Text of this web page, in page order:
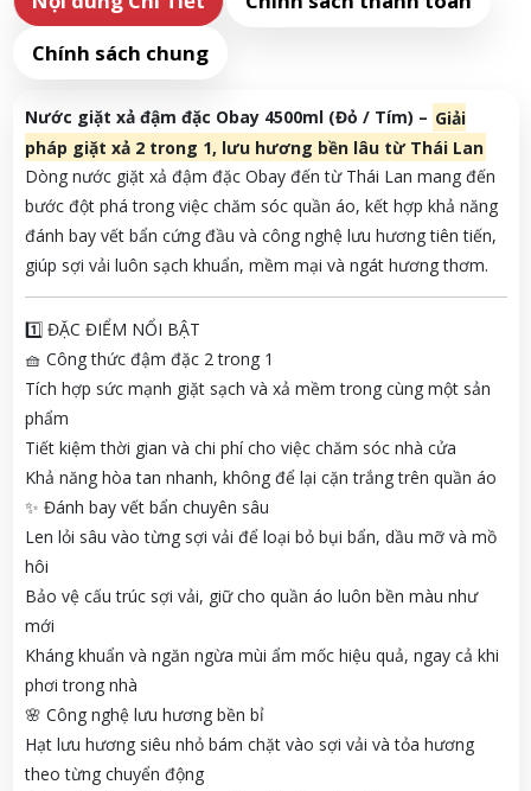
Chính sách chung
Nước giặt xả đậm đặc Obay 4500ml (Đỏ / Tím) – Giải
pháp giặt xả 2 trong 1, lưu hương bền lâu từ Thái Lan
Dòng nước giặt xả đậm đặc Obay đến từ Thái Lan mang đến
bước đột phá trong việc chăm sóc quần áo, kết hợp khả năng
đánh bay vết bẩn cứng đầu và công nghệ lưu hương tiên tiến,
giúp sợi vải luôn sạch khuẩn, mềm mại và ngát hương thơm.
1️⃣ ĐẶC ĐIỂM NỔI BẬT
🧺 Công thức đậm đặc 2 trong 1
Tích hợp sức mạnh giặt sạch và xả mềm trong cùng một sản
phẩm
Tiết kiệm thời gian và chi phí cho việc chăm sóc nhà cửa
Khả năng hòa tan nhanh, không để lại cặn trắng trên quần áo
✨ Đánh bay vết bẩn chuyên sâu
Len lỏi sâu vào từng sợi vải để loại bỏ bụi bẩn, dầu mỡ và mồ
hôi
Bảo vệ cấu trúc sợi vải, giữ cho quần áo luôn bền màu như
mới
Kháng khuẩn và ngăn ngừa mùi ẩm mốc hiệu quả, ngay cả khi
phơi trong nhà
🌸 Công nghệ lưu hương bền bỉ
Hạt lưu hương siêu nhỏ bám chặt vào sợi vải và tỏa hương
theo từng chuyển động